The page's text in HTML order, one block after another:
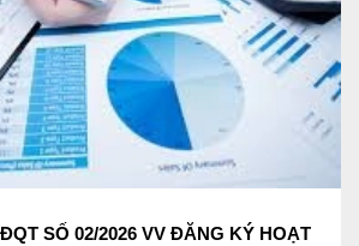
SỐ 02/2026 VV ĐĂNG KÝ HOẠT